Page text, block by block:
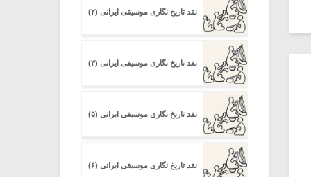
نقد تاریخ نگاری موسیقی ایرانی (۲)
نقد تاریخ نگاری موسیقی ایرانی (۳)
نقد تاریخ نگاری موسیقی ایرانی (۵)
نقد تاریخ نگاری موسیقی ایرانی (۶)